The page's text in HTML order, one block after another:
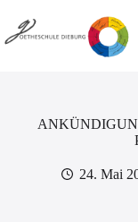
Inhalt
springen
24. Mai